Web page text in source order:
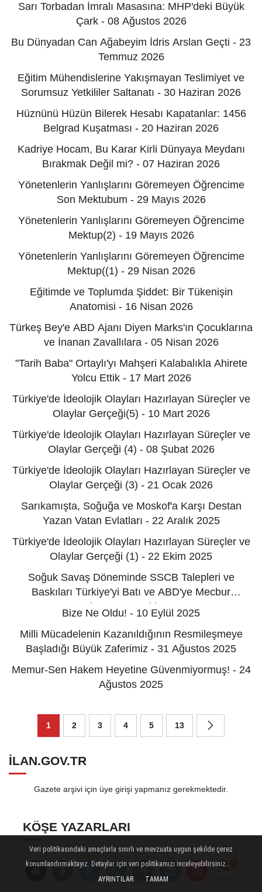
Sarı Torbadan İmralı Masasına: MHP'deki Büyük
Çark - 08 Ağustos 2026
Bu Dünyadan Can Ağabeyim İdris Arslan Geçti - 23
Temmuz 2026
Eğitim Mühendislerine Yakışmayan Teslimiyet ve
Sorumsuz Yetkililer Saltanatı - 30 Haziran 2026
Hüznünü Hüzün Bilerek Hesabı Kapatanlar: 1456
Belgrad Kuşatması - 20 Haziran 2026
Kadriye Hocam, Bu Karar Kirli Dünyaya Meydanı
Bırakmak Değil mi? - 07 Haziran 2026
Yönetenlerin Yanlışlarını Göremeyen Öğrencime
Son Mektubum - 29 Mayıs 2026
Yönetenlerin Yanlışlarını Göremeyen Öğrencime
Mektup(2) - 19 Mayıs 2026
Yönetenlerin Yanlışlarını Göremeyen Öğrencime
Mektup((1) - 29 Nisan 2026
Eğitimde ve Toplumda Şiddet: Bir Tükenişin
Anatomisi - 16 Nisan 2026
Türkeş Bey'e ABD Ajanı Diyen Marks'ın Çocuklarına
ve İnanan Zavallılara - 05 Nisan 2026
"Tarih Baba" Ortaylı'yı Mahşeri Kalabalıkla Ahirete
Yolcu Ettik - 17 Mart 2026
Türkiye'de İdeolojik Olayları Hazırlayan Süreçler ve
Olaylar Gerçeği(5) - 10 Mart 2026
Türkiye'de İdeolojik Olayları Hazırlayan Süreçler ve
Olaylar Gerçeği (4) - 08 Şubat 2026
Türkiye'de İdeolojik Olayları Hazırlayan Süreçler ve
Olaylar Gerçeği (3) - 21 Ocak 2026
Sarıkamışta, Soğuğa ve Moskof'a Karşı Destan
Yazan Vatan Evlatları - 22 Aralık 2025
Türkiye'de İdeolojik Olayları Hazırlayan Süreçler ve
Olaylar Gerçeği (1) - 22 Ekim 2025
Soğuk Savaş Döneminde SSCB Talepleri ve
Baskıları Türkiye'yi Batı ve ABD'ye Mecbur
Bırakmıştı - 02 Ekim 2025
Bize Ne Oldu! - 10 Eylül 2025
Milli Mücadelenin Kazanıldığının Resmileşmeye
Başladığı Büyük Zaferimiz - 31 Ağustos 2025
Memur-Sen Hakem Heyetine Güvenmiyormuş! - 24
Ağustos 2025
1 2 3 4 5 13
ILAN.GOV.TR
Gazete arşivi için üye girişi yapmanız gerekmektedir.
KÖŞE YAZARLARI
Av.Alev SEZEN M.A. Adli
Veri politikasındaki amaçlarla sınırlı ve mevzuata uygun şekilde çerez
konumlandırmaktayız. Detaylar için veri politikamızı inceleyebilirsiniz...
AYRINTILAR
TAMAM